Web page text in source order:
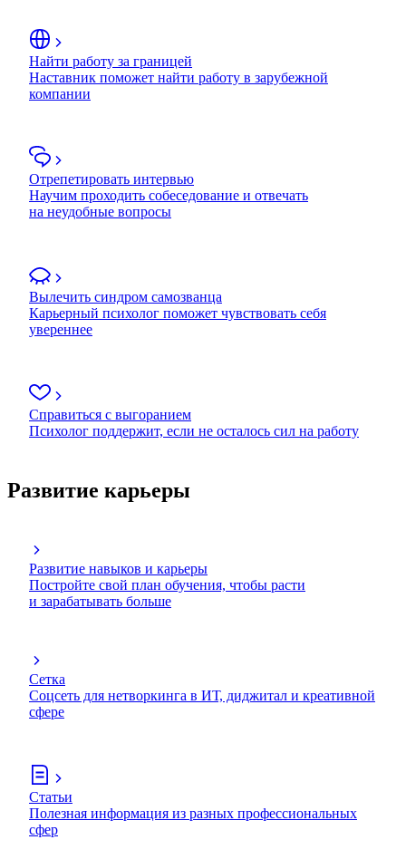
Найти работу за границей
Наставник поможет найти работу в зарубежной
компании
Отрепетировать интервью
Научим проходить собеседование и отвечать
на неудобные вопросы
Вылечить синдром самозванца
Карьерный психолог поможет чувствовать себя
увереннее
Справиться с выгоранием
Психолог поддержит, если не осталось сил на работу
Развитие карьеры
Развитие навыков и карьеры
Постройте свой план обучения, чтобы расти
и зарабатывать больше
Сетка
Соцсеть для нетворкинга в ИТ, диджитал и креативной
сфере
Статьи
Полезная информация из разных профессиональных
сфер